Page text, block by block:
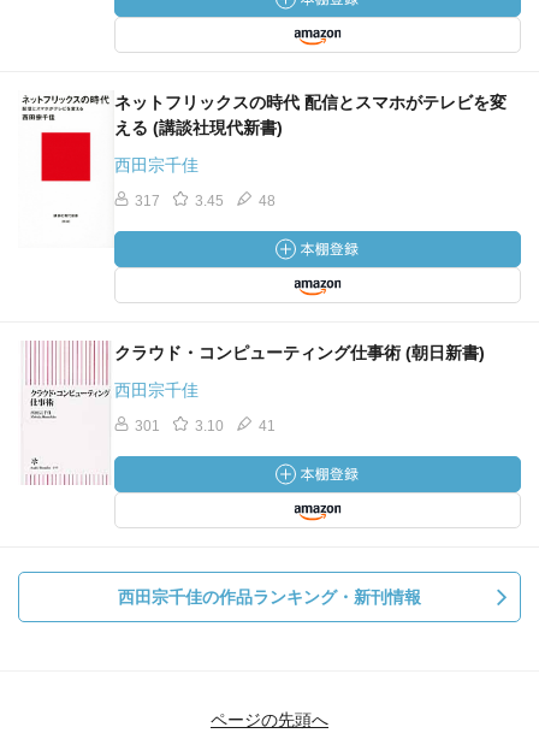
ネットフリックスの時代 配信とスマホがテレビを変
える (講談社現代新書)
西田宗千佳
317 3.45 48
クラウド・コンピューティング仕事術 (朝日新書)
西田宗千佳
301 3.10 41
西田宗千佳の作品ランキング・新刊情報
ページの先頭へ